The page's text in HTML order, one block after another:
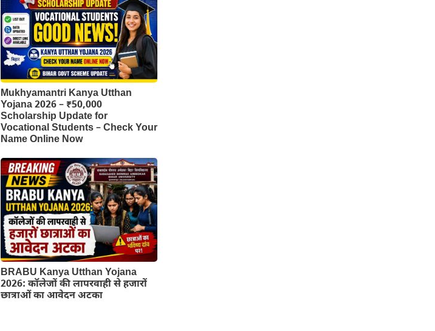
Mukhyamantri Kanya Utthan
Yojana 2026 – ₹50,000
Scholarship Update for
Vocational Students – Check Your
Name Online Now
BRABU Kanya Utthan Yojana
2026: कॉलेजों की लापरवाही से हजारों
छात्राओं का आवेदन अटका